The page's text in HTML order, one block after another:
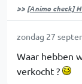
>> [Animo check]
zondag 27
Waar hebben
verkocht ?